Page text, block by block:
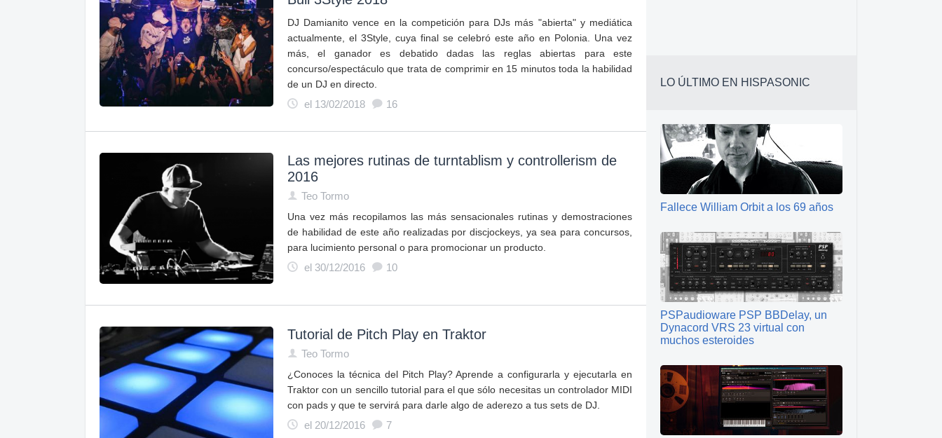
DJ Damianito vence en la competición para DJs más "abierta" y mediática
actualmente, el 3Style, cuya final se celebró este año en Polonia. Una vez
más, el ganador es debatido dadas las reglas abiertas para este
concurso/espectáculo que trata de comprimir en 15 minutos toda la habilidad
de un DJ en directo.
el 13/02/2018
16
Las mejores rutinas de turntablism y controllerism de
2016
Teo Tormo
Una vez más recopilamos las más sensacionales rutinas y demostraciones
de habilidad de este año realizadas por discjockeys, ya sea para concursos,
para lucimiento personal o para promocionar un producto.
el 30/12/2016
10
Tutorial de Pitch Play en Traktor
Teo Tormo
¿Conoces la técnica del Pitch Play? Aprende a configurarla y ejecutarla en
Traktor con un sencillo tutorial para el que sólo necesitas un controlador MIDI
con pads y que te servirá para darle algo de aderezo a tus sets de DJ.
el 20/12/2016
7
LO ÚLTIMO EN HISPASONIC
Fallece William Orbit a los 69 años
PSPaudioware PSP BBDelay, un
Dynacord VRS 23 virtual con
muchos esteroides